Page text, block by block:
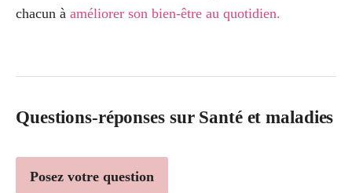
chacun à améliorer son bien-être au quotidien.
Questions-réponses sur Santé et maladies
Posez votre question